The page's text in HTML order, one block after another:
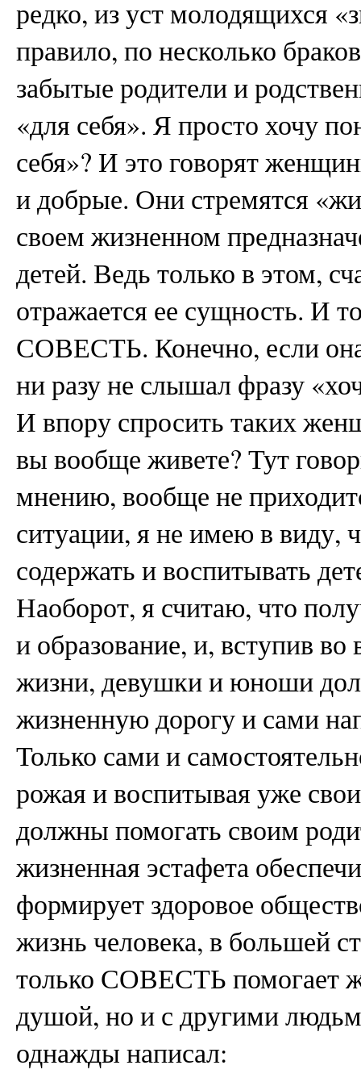
редко, из уст молодящихся
правило, по несколько
забытые родители и
«для себя». Я просто хочу
себя»? И это говорят
и добрые. Они стремятся
своем жизненном
детей. Ведь только в этом,
отражается ее сущность. И
СОВЕСТЬ. Конечно, если
ни разу не слышал фразу
И впору спросить таких
вы вообще живете? Тут
мнению, вообще не
ситуации, я не имею в виду,
содержать и воспитывать
Наоборот, я считаю, что
и образование, и, вступив
жизни, девушки и юноши
жизненную дорогу и сами
Только сами и
рожая и воспитывая уже
должны помогать своим
жизненная эстафета
формирует здоровое
жизнь человека, в большей
только СОВЕСТЬ помогает
душой, но и с другими
однажды написал: